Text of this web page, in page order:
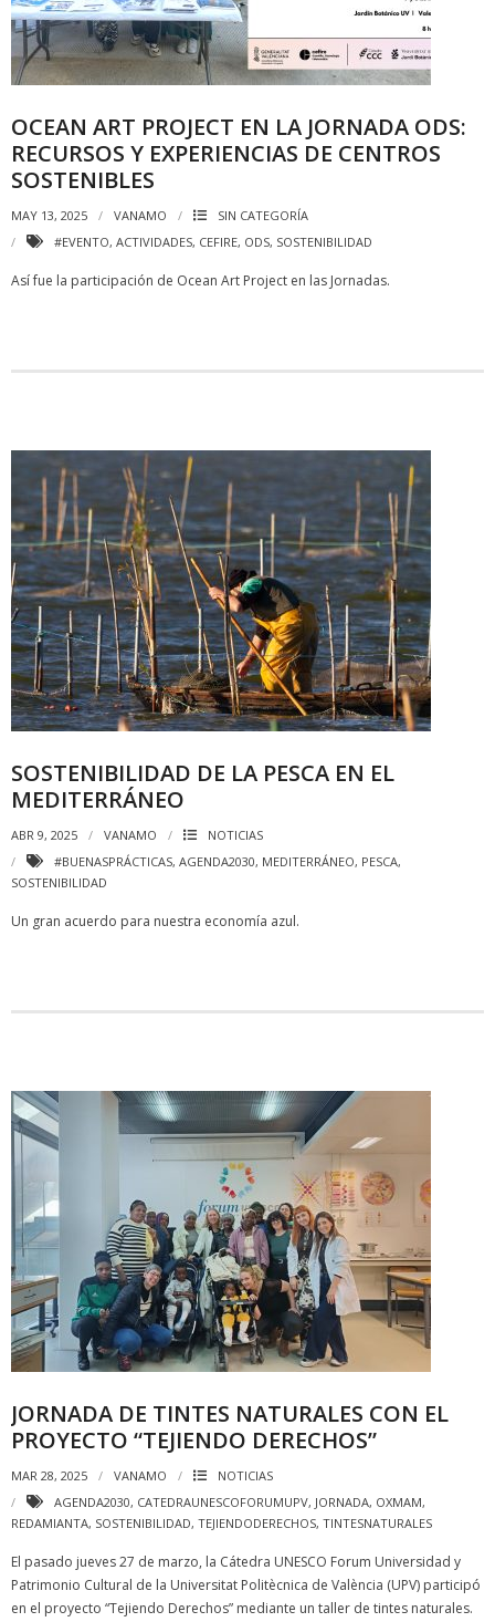
OCEAN ART PROJECT EN LA JORNADA ODS:
RECURSOS Y EXPERIENCIAS DE CENTROS
SOSTENIBLES
MAY 13, 2025 VANAMO
SIN CATEGORÍA
#EVENTO, ACTIVIDADES, CEFIRE, ODS, SOSTENIBILIDAD
Así fue la participación de Ocean Art Project en las Jornadas.
SOSTENIBILIDAD DE LA PESCA EN EL
MEDITERRÁNEO
ABR 9, 2025 VANAMO
NOTICIAS
#BUENASPRÁCTICAS, AGENDA2030, MEDITERRÁNEO, PESCA,
SOSTENIBILIDAD
Un gran acuerdo para nuestra economía azul.
JORNADA DE TINTES NATURALES CON EL
PROYECTO “TEJIENDO DERECHOS”
MAR 28, 2025 VANAMO
NOTICIAS
AGENDA2030, CATEDRAUNESCOFORUMUPV, JORNADA, OXMAM,
REDAMIANTA, SOSTENIBILIDAD, TEJIENDODERECHOS, TINTESNATURALES
El pasado jueves 27 de marzo, la Cátedra UNESCO Forum Universidad y
Patrimonio Cultural de la Universitat Politècnica de València (UPV) participó
en el proyecto “Tejiendo Derechos” mediante un taller de tintes naturales.